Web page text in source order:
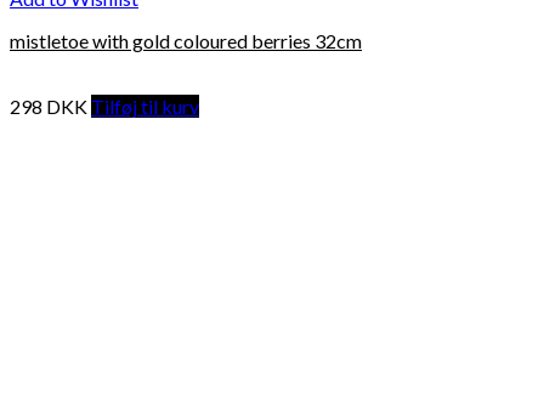
mistletoe with gold coloured berries 32cm
298 DKK Tilføj til kurv